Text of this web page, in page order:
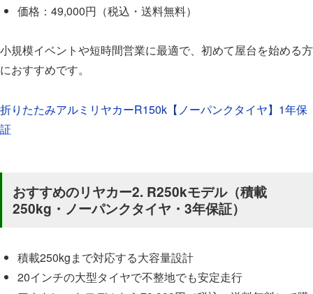
価格：49,000円（税込・送料無料）
小規模イベントや短時間営業に最適で、初めて屋台を始める方
におすすめです。
折りたたみアルミリヤカーR150k【ノーパンクタイヤ】1年保
証
おすすめのリヤカー2. R250kモデル（積載
250kg・ノーパンクタイヤ・3年保証）
積載250kgまで対応する大容量設計
20インチの大型タイヤで不整地でも安定走行